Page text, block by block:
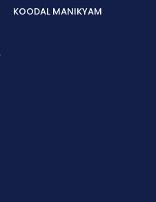
KOODAL MANIKYAM